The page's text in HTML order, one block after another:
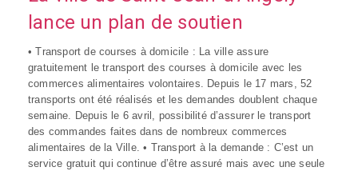
lance un plan de soutien
• Transport de courses à domicile : La ville assure
gratuitement le transport des courses à domicile avec les
commerces alimentaires volontaires. Depuis le 17 mars, 52
transports ont été réalisés et les demandes doublent chaque
semaine. Depuis le 6 avril, possibilité d’assurer le transport
des commandes faites dans de nombreux commerces
alimentaires de la Ville. • Transport à la demande : C’est un
service gratuit qui continue d’être assuré mais avec une seule